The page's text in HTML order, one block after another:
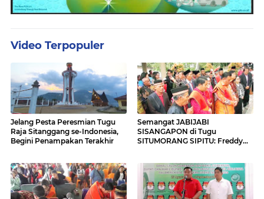
Video Terpopuler
Jelang Pesta Peresmian Tugu
Raja Sitanggang se-Indonesia,
Begini Penampakan Terakhir
Semangat JABIJABI
SISANGAPON di Tugu
SITUMORANG SIPITU: Freddy